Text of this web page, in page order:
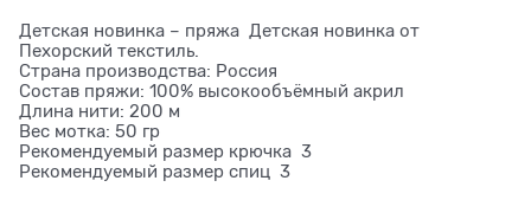
Детская новинка – пряжа Детская новинка от
Пехорский текстиль.
Страна производства: Россия
Состав пряжи: 100% высокообъёмный акрил
Длина нити: 200 м
Вес мотка: 50 гр
Рекомендуемый размер крючка 3
Рекомендуемый размер спиц 3